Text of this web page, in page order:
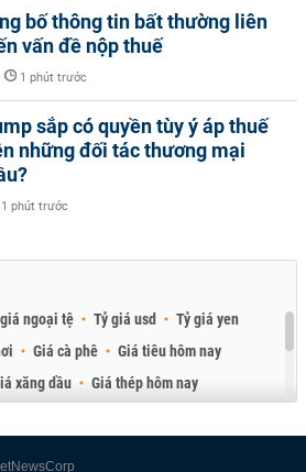
bố thông tin bất thường liên
vấn đề nộp thuế
1 phút trước
sắp có quyền tùy ý áp thuế
những đối tác thương mại
1 phút trước
ngoại tệ Tỷ giá usd
Tỷ giá yen
Giá cà phê
Giá tiêu hôm nay
xăng dầu
Giá thép hôm nay